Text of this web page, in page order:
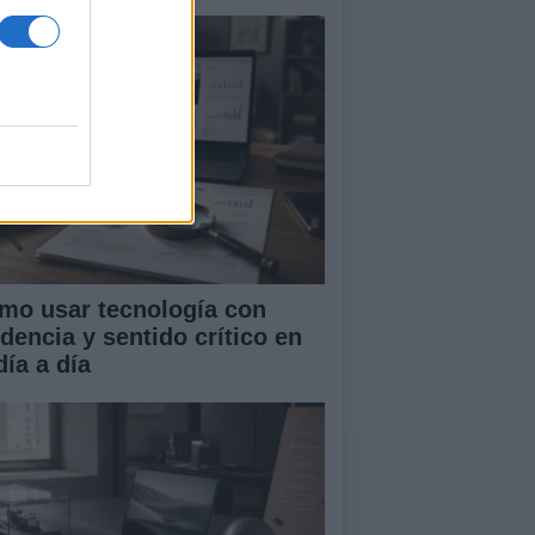
usar tecnología con
y sentido crítico en
a día